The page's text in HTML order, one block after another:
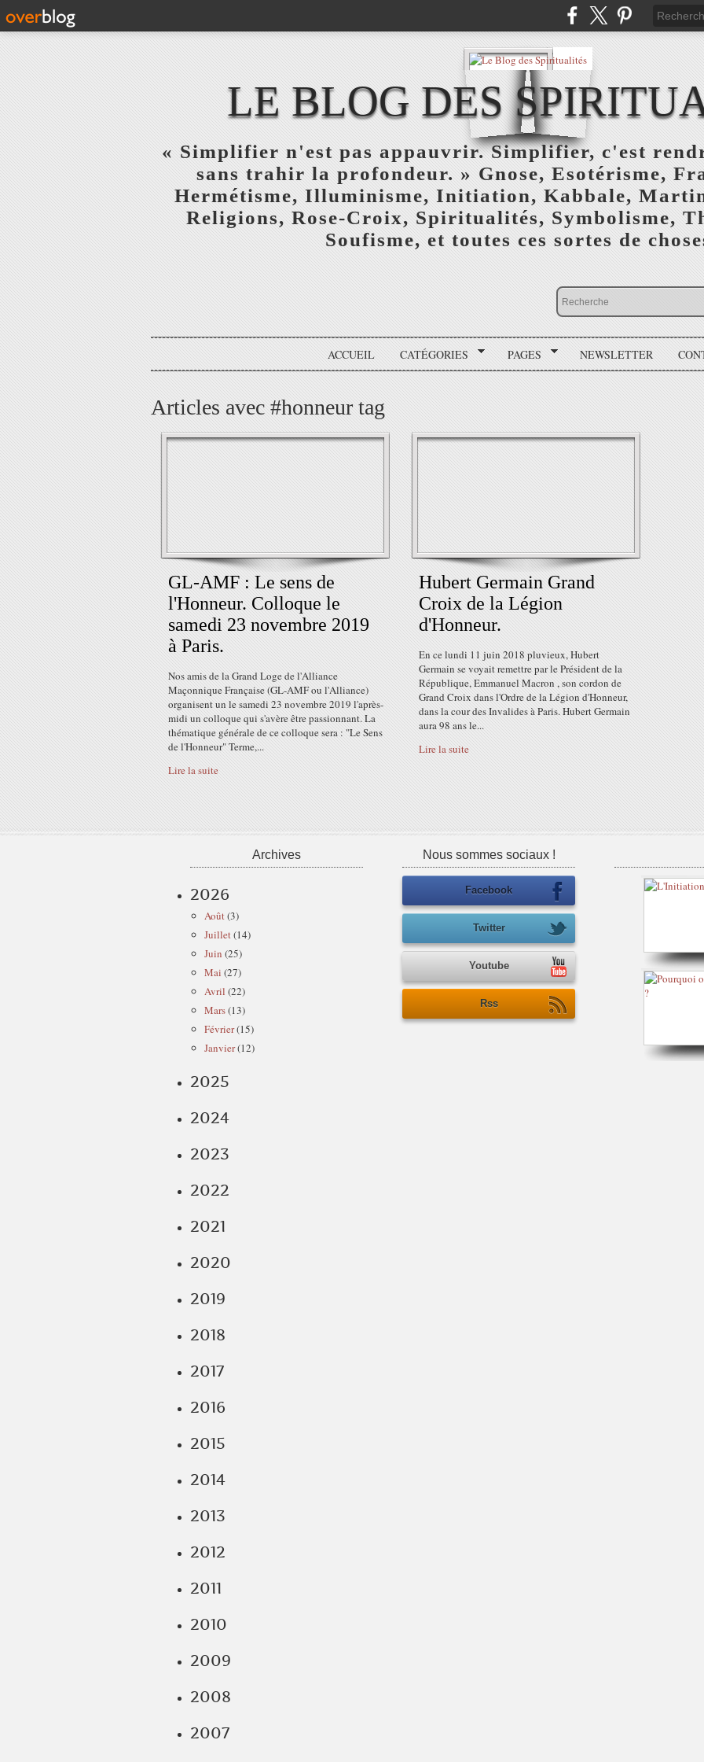
LE BLOG DES
« Simplifier n'est pas appauvrir. Simplifier, c'est
sans trahir la profondeur. » Gnose, Esotérisme,
Hermétisme, Illuminisme, Initiation, Kabbale,
Religions, Rose-Croix, Spiritualités, Symbolisme,
Soufisme, et toutes ces sortes de
ACCUEIL CATÉGORIES PAGES NEWSLETTER
Articles avec #honneur tag
GL-AMF : Le sens de
l'Honneur. Colloque le
samedi 23 novembre 2019
à Paris.
Nos amis de la Grand Loge de l'Alliance
Maçonnique Française (GL-AMF ou l'Alliance)
organisent un le samedi 23 novembre 2019 l'après-
midi un colloque qui s'avère être passionnant. La
thématique générale de ce colloque sera : "Le Sens
de l'Honneur" Terme,...
Lire la suite
Hubert Germain Grand
Croix de la Légion
d'Honneur.
En ce lundi 11 juin 2018 pluvieux, Hubert
Germain se voyait remettre par le Président de la
République, Emmanuel Macron , son cordon de
Grand Croix dans l'Ordre de la Légion d'Honneur,
dans la cour des Invalides à Paris. Hubert Germain
aura 98 ans le...
Lire la suite
Archives
2026
Août(3)
Juillet(14)
Juin (25)
Mai (27)
Avril (22)
Mars(13)
Février(15)
Janvier(12)
2025
2024
2023
2022
2021
2020
2019
2018
2017
2016
2015
2014
2013
2012
2011
2010
2009
2008
2007
Nous sommes sociaux !
Facebook
Twitter
Youtube
Rss